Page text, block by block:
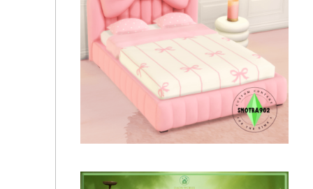
Moon & Stars Bed By Snotra902